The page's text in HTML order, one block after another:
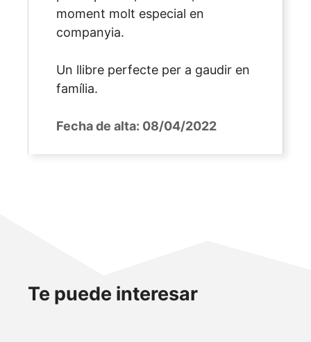
moment molt especial en
companyia.
Un llibre perfecte per a gaudir en
família.
Fecha de alta: 08/04/2022
Te puede interesar